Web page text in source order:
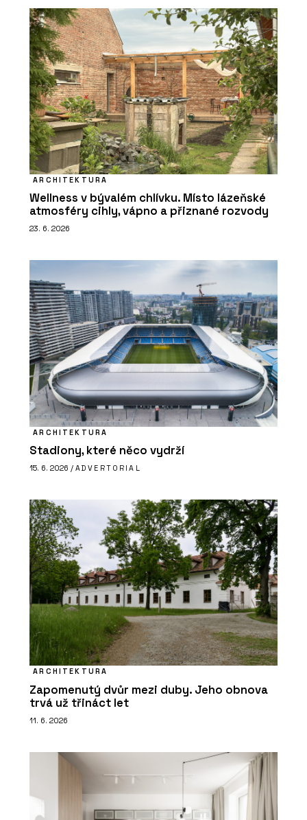
ARCHITEKTURA
Wellness v bývalém chlívku. Místo lázeňské
atmosféry cihly, vápno a přiznané rozvody
23. 6. 2026
ARCHITEKTURA
Stadiony, které něco vydrží
15. 6. 2026 / ADVERTORIAL
ARCHITEKTURA
Zapomenutý dvůr mezi duby. Jeho obnova
trvá už třináct let
11. 6. 2026